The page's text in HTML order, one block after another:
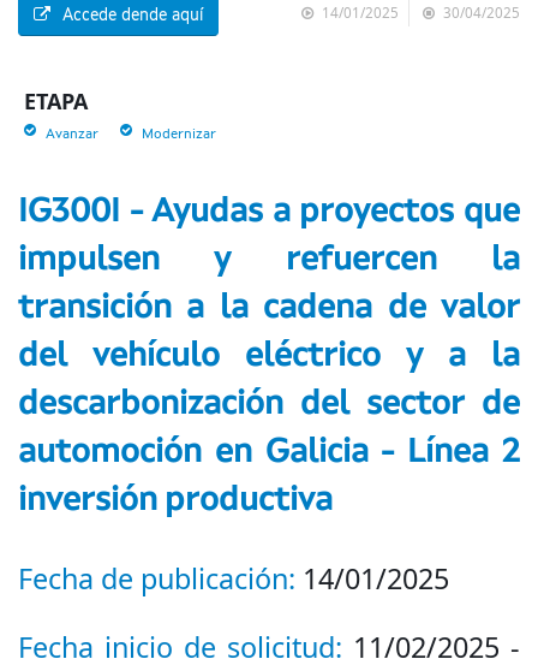
14/01/2025 30/04/2025
Accede dende aquí
ETAPA
Avanzar Modernizar
IG300I - Ayudas a proyectos que
impulsen y refuercen la
transición a la cadena de valor
del vehículo eléctrico y a la
descarbonización del sector de
automoción en Galicia - Línea 2
inversión productiva
Fecha de publicación: 14/01/2025
Fecha inicio de solicitud: 11/02/2025 -